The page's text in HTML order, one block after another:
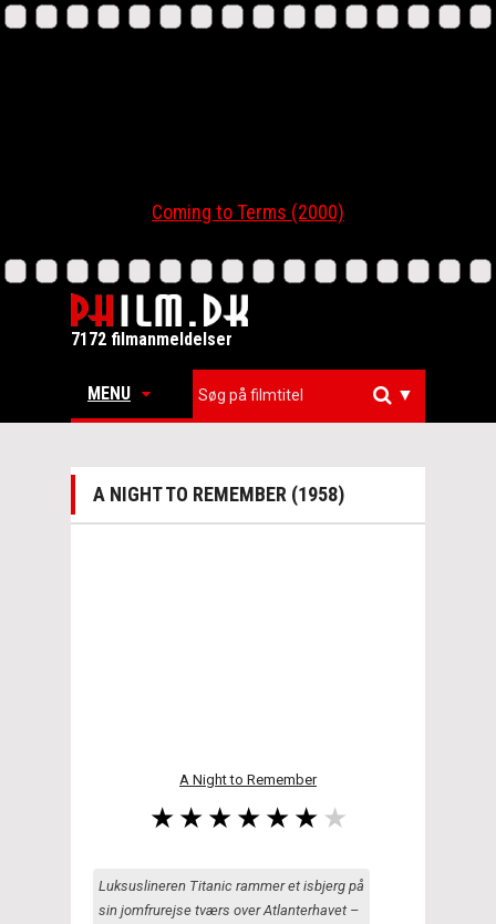
Coming to Terms (2000)
7172 filmanmeldelser
MENU ▼
A NIGHT TO REMEMBER (1958)
A Night to Remember
Luksuslineren Titanic rammer et isbjerg på
sin jomfrurejse tværs over Atlanterhavet –